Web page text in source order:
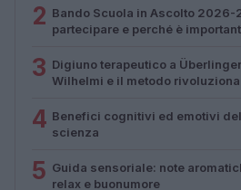
2 Bando Scuola in Ascolto 2026-
partecipare e perché è
3 Digiuno terapeutico a
Wilhelmi e il metodo
4 Benefici cognitivi ed emotivi
scienza
5 Guida sensoriale: note
relax e buonumore